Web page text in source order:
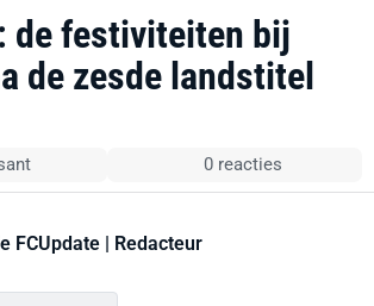
de festiviteiten bij
de zesde landstitel
0 reacties
FCUpdate | Redacteur